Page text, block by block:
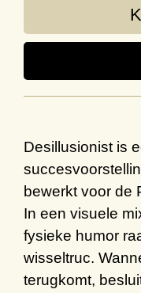
Desillusionist is
bewerkt voor de
In een visuele
fysieke humor
wisseltruc.
terugkomt,